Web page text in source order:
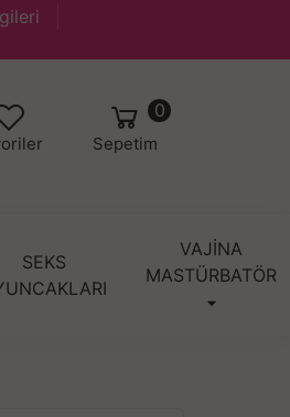
Sepetim
0
SEKS
VAJİNA
MASTÜRBATÖR